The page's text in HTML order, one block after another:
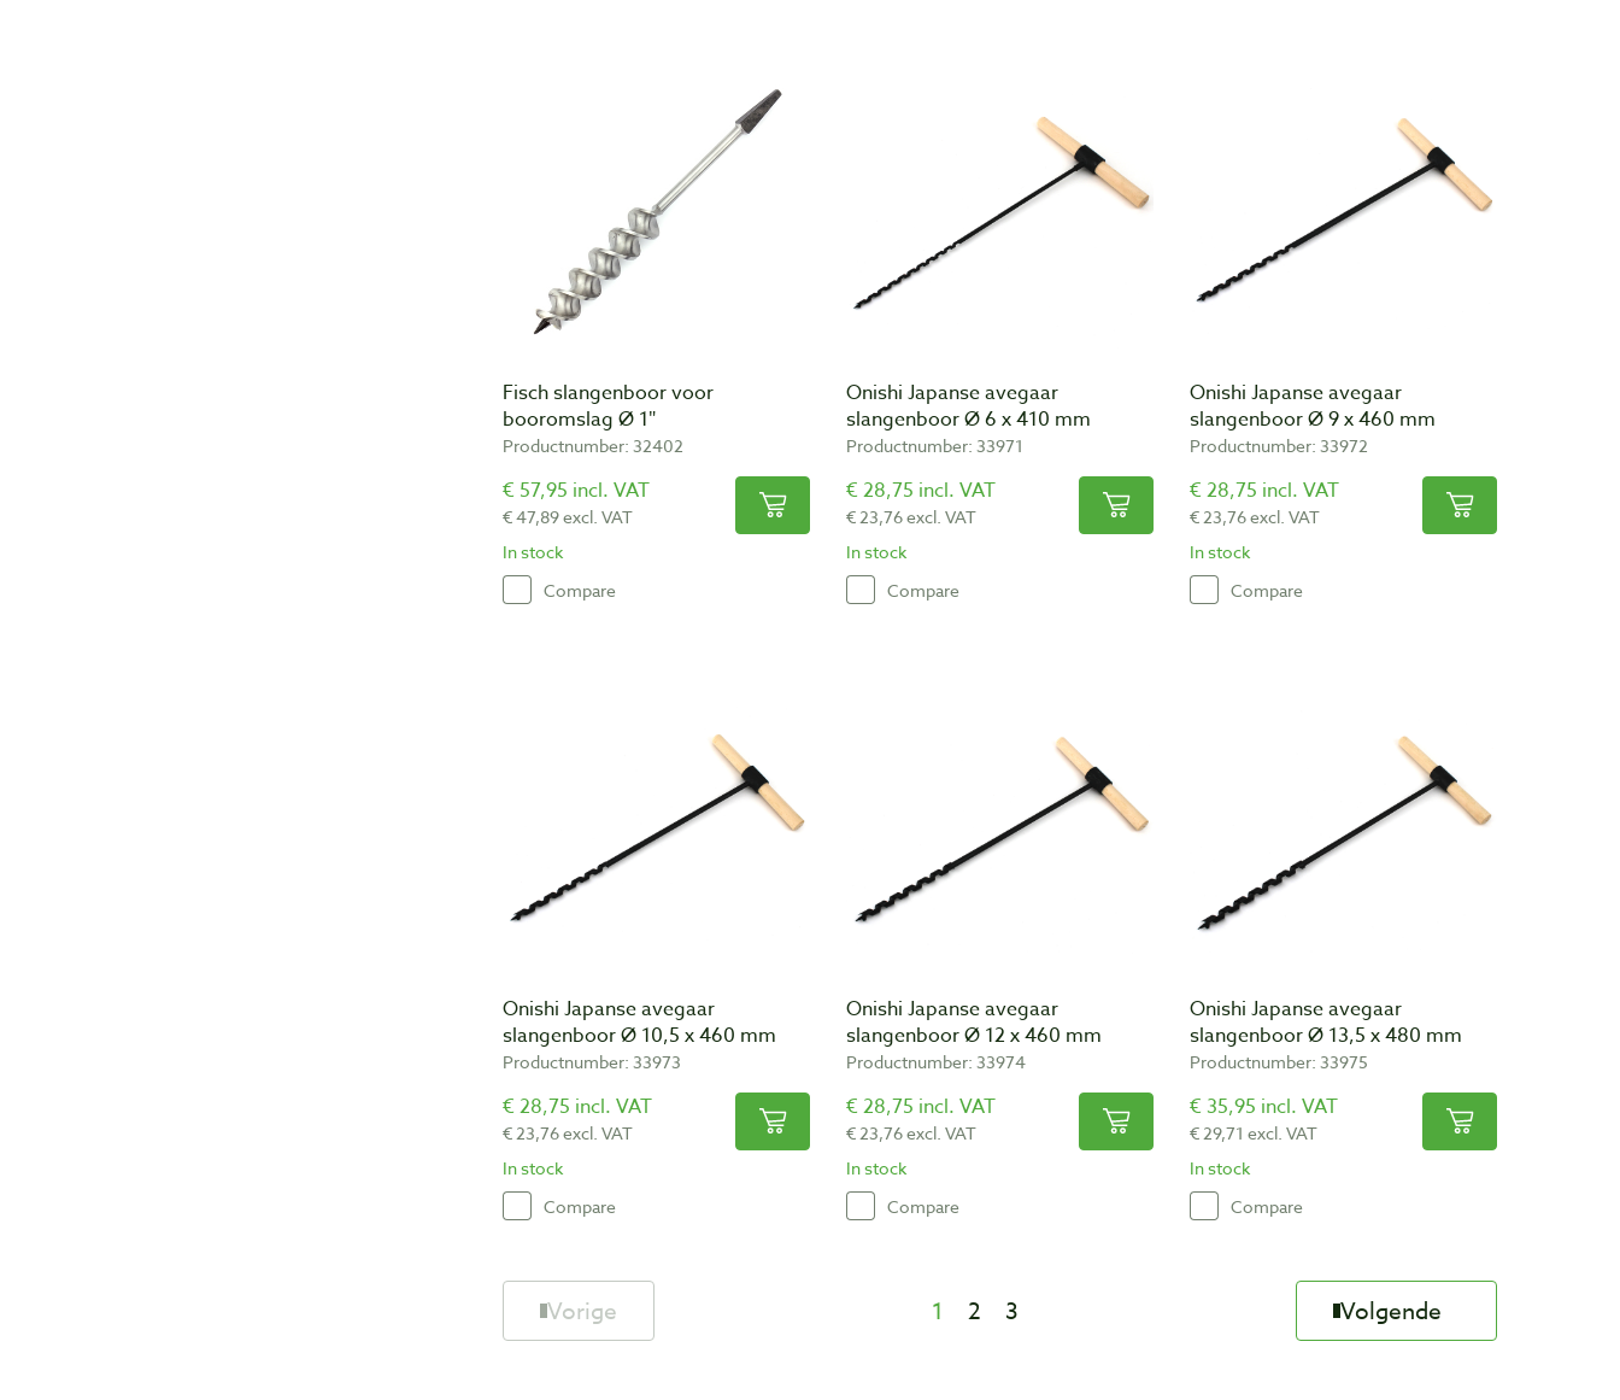
Fisch slangenboor voor
booromslag Ø 1″
Productnumber: 32402
€ 57,95 incl. VAT
€ 47,89 excl. VAT
In stock
Compare
Onishi Japanse avegaar
slangenboor Ø 6 x 410 mm
Productnumber: 33971
€ 28,75 incl. VAT
€ 23,76 excl. VAT
In stock
Compare
Onishi Japanse avegaar
slangenboor Ø 9 x 460 mm
Productnumber: 33972
€ 28,75 incl. VAT
€ 23,76 excl. VAT
In stock
Compare
Onishi Japanse avegaar
slangenboor Ø 10,5 x 460 mm
Productnumber: 33973
€ 28,75 incl. VAT
€ 23,76 excl. VAT
In stock
Compare
Onishi Japanse avegaar
slangenboor Ø 12 x 460 mm
Productnumber: 33974
€ 28,75 incl. VAT
€ 23,76 excl. VAT
In stock
Compare
Onishi Japanse avegaar
slangenboor Ø 13,5 x 480 mm
Productnumber: 33975
€ 35,95 incl. VAT
€ 29,71 excl. VAT
In stock
Compare
Vorige 1 2 3 Volgende